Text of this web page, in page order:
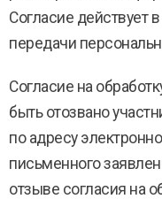
Согласие действует
передачи
Согласие на
быть отозвано
по адресу
письменного
отзыве согласия на